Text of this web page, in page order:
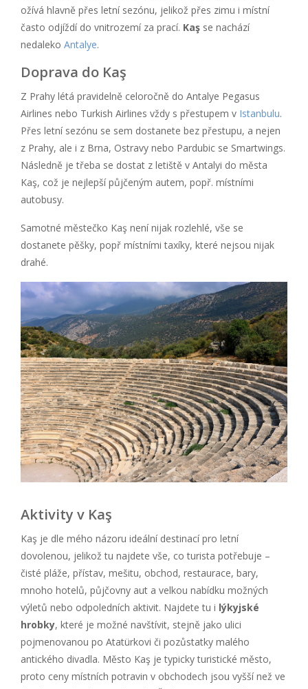
ožívá hlavně přes letní sezónu, jelikož přes zimu i místní
často odjíždí do vnitrozemí za prací. Kaş se nachází
nedaleko Antalye.
Doprava do Kaş
Z Prahy létá pravidelně celoročně do Antalye Pegasus
Airlines nebo Turkish Airlines vždy s přestupem v Istanbulu.
Přes letní sezónu se sem dostanete bez přestupu, a nejen
z Prahy, ale i z Brna, Ostravy nebo Pardubic se Smartwings.
Následně je třeba se dostat z letiště v Antalyi do města
Kaş, což je nejlepší půjčeným autem, popř. místními
autobusy.
Samotné městečko Kaş není nijak rozlehlé, vše se
dostanete pěšky, popř místními taxíky, které nejsou nijak
drahé.
Aktivity v Kaş
Kaş je dle mého názoru ideální destinací pro letní
dovolenou, jelikož tu najdete vše, co turista potřebuje –
čisté pláže, přístav, mešitu, obchod, restaurace, bary,
mnoho hotelů, půjčovny aut a velkou nabídku možných
výletů nebo odpoledních aktivit. Najdete tu i lýkyjské
hrobky, které je možné navštívit, stejně jako ulici
pojmenovanou po Atatürkovi či pozůstatky malého
antického divadla. Město Kaş je typicky turistické město,
proto ceny místních potravin v obchodech jsou vyšší než ve